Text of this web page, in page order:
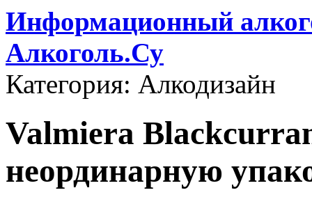
Информационный
Алкоголь.Су
Категория: Алкодизайн
Valmiera
неординарную